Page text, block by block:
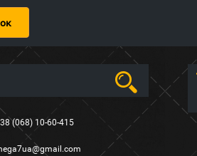
(068) 10-60-415